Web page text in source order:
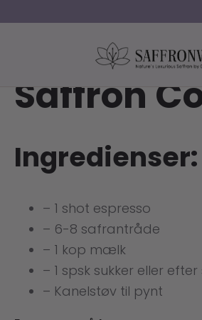
Saffron
Ingredienser:
– 1 shot espresso
– 6-8 safrantråde
– 1 kop mælk
– 1 spsk sukker eller
– Kanelstøv til pynt